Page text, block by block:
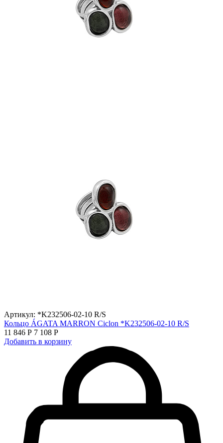
Артикул: *K232506-02-10 R/S
Кольцо ÁGATA MARRON Ciclon *K232506-02-10 R/S
11 846 Р 7 108 Р
Добавить в корзину